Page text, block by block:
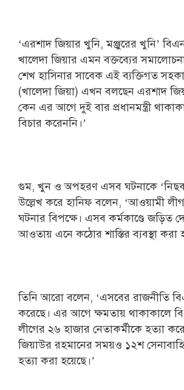
‘এরশাদ জিয়ার খুনি, মঞ্জুরের খুনি’
খালেদা জিয়ার এমন বক্তব্যের সমালোচনা
শেখ হাসিনার সাবেক এই ব্যক্তিগত
(খালেদা জিয়া) এখন বলছেন এরশাদ
কেন এর আগে দুই বার প্রধানমন্ত্রী
বিচার করেননি।’
গুম, খুন ও অপহরণ এসব ঘটনাকে
উল্লেখ করে হানিফ বলেন, ‘আওয়ামী
ঘটনার বিপক্ষে। এসব কর্মকাণ্ডে জড়িত
আওতায় এনে কঠোর শাস্তির ব্যবস্থা করা
তিনি আরো বলেন, ‘এসবের রাজনীতি
করেছে। এর আগে ক্ষমতায় থাকাকালে
লীগের ২৬ হাজার নেতাকর্মীকে হত্যা
জিয়াউর রহমানের সময়ও ১২শ
হত্যা করা হয়েছে।’